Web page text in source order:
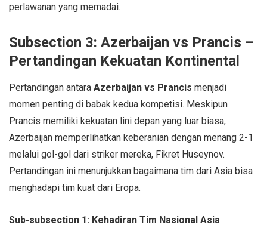
perlawanan yang memadai.
Subsection 3: Azerbaijan vs Prancis –
Pertandingan Kekuatan Kontinental
Pertandingan antara Azerbaijan vs Prancis menjadi
momen penting di babak kedua kompetisi. Meskipun
Prancis memiliki kekuatan lini depan yang luar biasa,
Azerbaijan memperlihatkan keberanian dengan menang 2-1
melalui gol-gol dari striker mereka, Fikret Huseynov.
Pertandingan ini menunjukkan bagaimana tim dari Asia bisa
menghadapi tim kuat dari Eropa.
Sub-subsection 1: Kehadiran Tim Nasional Asia